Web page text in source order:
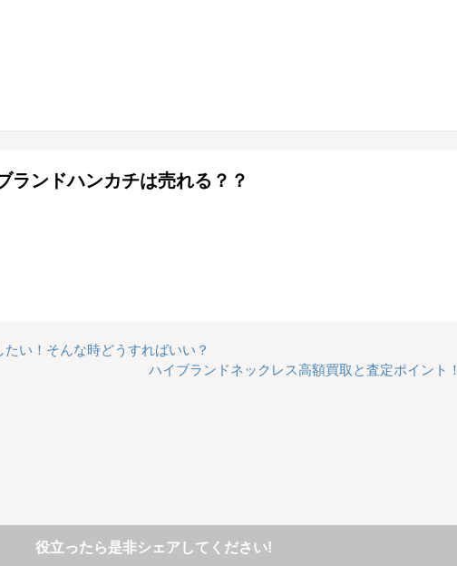
ランドハンカチは売れる？？
い！そんな時どうすればいい？
ハイブランドネックレス高額買取と査定ポイント！
役立ったら是非シェアしてください!